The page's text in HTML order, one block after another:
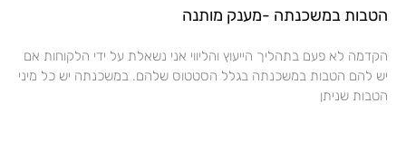
הטבות במשכנתה -מענק מותנה
הקדמה לא פעם בתהליך הייעוץ והליווי אני נשאלת על ידי הלקוחות אם
יש להם הטבות במשכנתה בגלל הסטטוס שלהם. במשכנתה יש כל מיני
הטבות שניתן